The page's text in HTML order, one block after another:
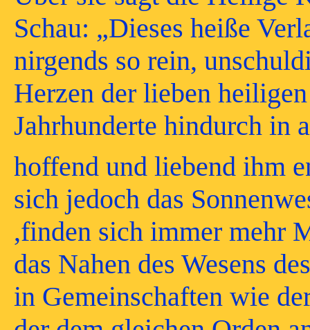
Schau: „Dieses heiße
nirgends so rein,
Herzen der lieben
Jahrhunderte hindurch in
hoffend und liebend ihm
sich jedoch das
,finden sich immer mehr
das Nahen des Wesens
in Gemeinschaften wie